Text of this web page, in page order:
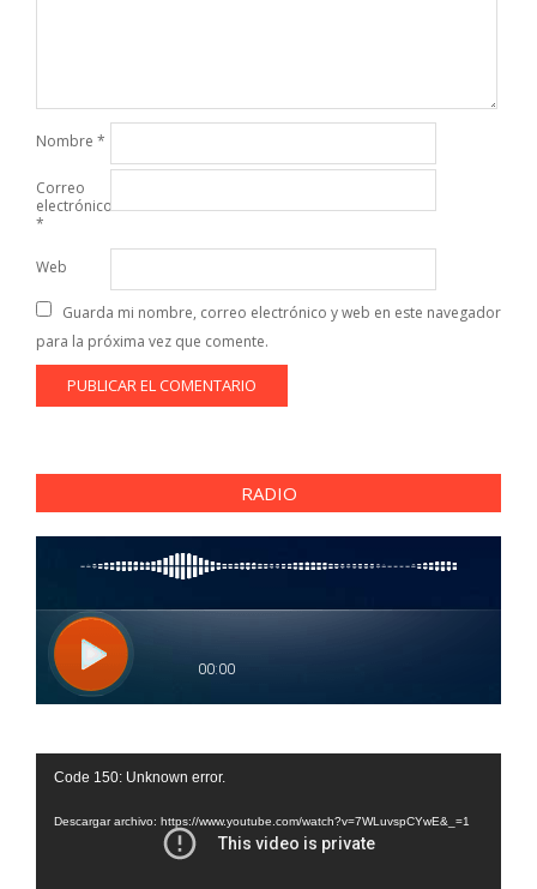
Nombre *
Correo
electrónico
*
Web
Guarda mi nombre, correo electrónico y web en este navegador
para la próxima vez que comente.
RADIO
Reproductor
vídeo
Code 150: Unknown error.
Descargar archivo: https://www.youtube.com/watch?v=7WLuvspCYwE&_=1